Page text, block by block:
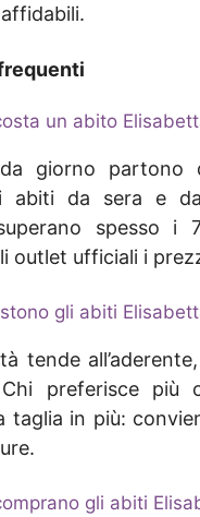
un abito
giorno partono
abiti da sera e
spesso i
outlet ufficiali i
gli abiti
tende
preferisce più
taglia in più:
gli abiti